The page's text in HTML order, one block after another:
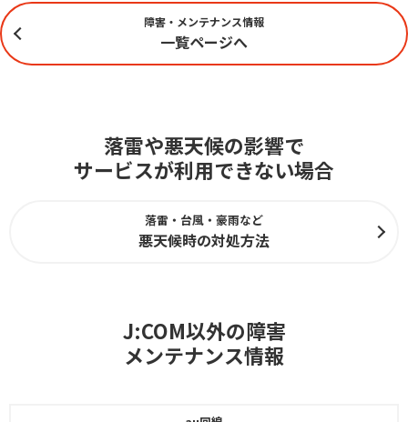
障害・メンテナンス情報
一覧ページへ
落雷や悪天候の影響で
サービスが利用できない場合
落雷・台風・豪雨など
悪天候時の対処方法
J:COM以外の障害
メンテナンス情報